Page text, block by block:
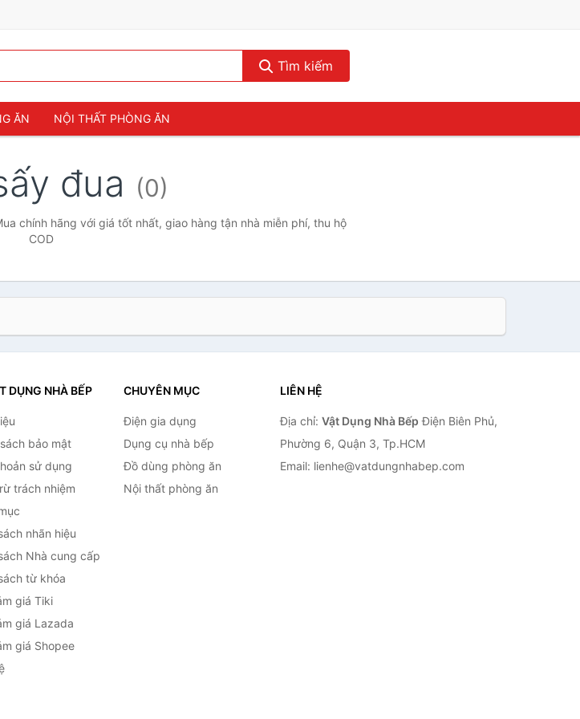
Tìm kiếm
ĂN NỘI THẤT PHÒNG ĂN
đua (0)
chính hãng với giá tốt nhất, giao hàng tận nhà miễn phí, thu hộ
COD
DỤNG NHÀ BẾP
bảo mật
sử dụng
trách nhiệm
nhãn hiệu
Nhà cung cấp
từ khóa
giá Tiki
giá Lazada
giá Shopee
CHUYÊN MỤC
Điện gia dụng
Dụng cụ nhà bếp
Đồ dùng phòng ăn
Nội thất phòng ăn
LIÊN HỆ
Địa chỉ: Vật Dụng Nhà Bếp Điện Biên Phủ,
Phường 6, Quận 3, Tp.HCM
Email: lienhe@vatdungnhabep.com